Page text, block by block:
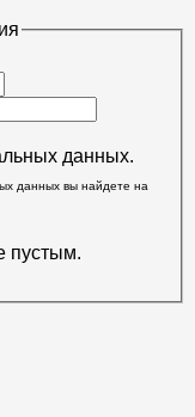
данных.
данных вы найдете на
пустым.